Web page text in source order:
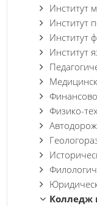
Институт
Институт
Институт
Институт
Физико-
Колледж